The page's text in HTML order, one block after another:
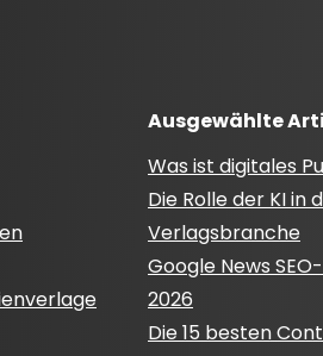
Ausgewählte
Was ist digitales
Die Rolle der KI in
Verlagsbranche
Google News
2026
Die 15 besten